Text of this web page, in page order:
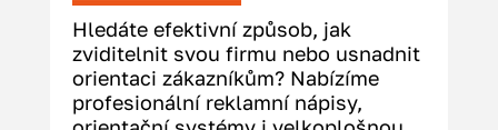
Hledáte efektivní způsob, jak
zviditelnit svou firmu nebo usnadnit
orientaci zákazníkům? Nabízíme
profesionální reklamní nápisy,